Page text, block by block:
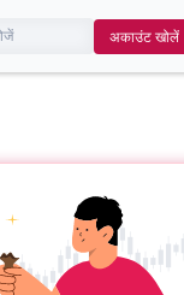
अकाउंट खोलें